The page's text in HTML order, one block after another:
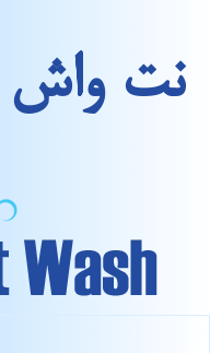
نت واش